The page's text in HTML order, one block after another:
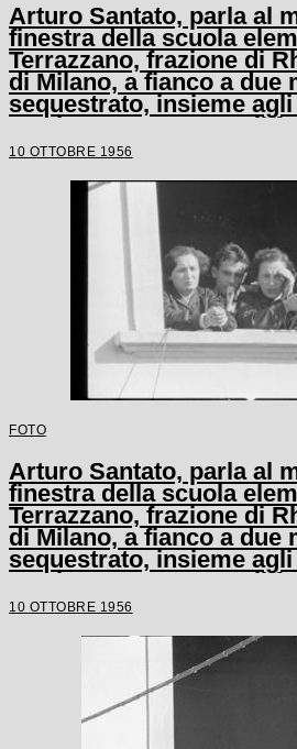
Arturo Santato, parla al
finestra della scuola
Terrazzano, frazione di
di Milano, a fianco a due
sequestrato, insieme
un'altra maestra, con il
10 OTTOBRE 1956
FOTO
Arturo Santato, parla al
finestra della scuola
Terrazzano, frazione di
di Milano, a fianco a due
sequestrato, insieme
un'altra maestra, con il
10 OTTOBRE 1956